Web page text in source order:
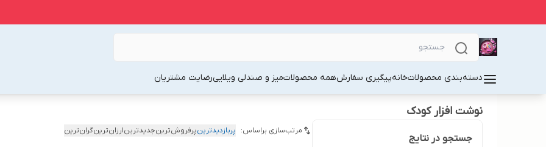
دسته‌بندی محصولاتخانهپیگیری سفارشهمه محصولاتمیز و صندلی ویلاییرضایت مشتریان
نوشت افزار کودک
جستجو در نتایج
مرتب‌سازی براساس: پربازدیدترینپرفروش‌ترینجدیدترینارزان‌ترینگران‌ترین